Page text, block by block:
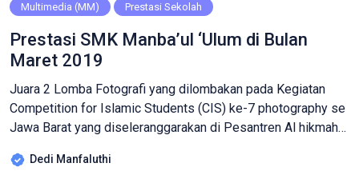
Multimedia (MM) Prestasi Sekolah
Prestasi SMK Manba’ul ‘Ulum di Bulan
Maret 2019
Juara 2 Lomba Fotografi yang dilombakan pada Kegiatan
Competition for Islamic Students (CIS) ke-7 photography se
Jawa Barat yang diseleranggarakan di Pesantren Al hikmah
peserta didik dari Multimedia yang mendapat juara 2 Lomba
Dedi Manfaluthi